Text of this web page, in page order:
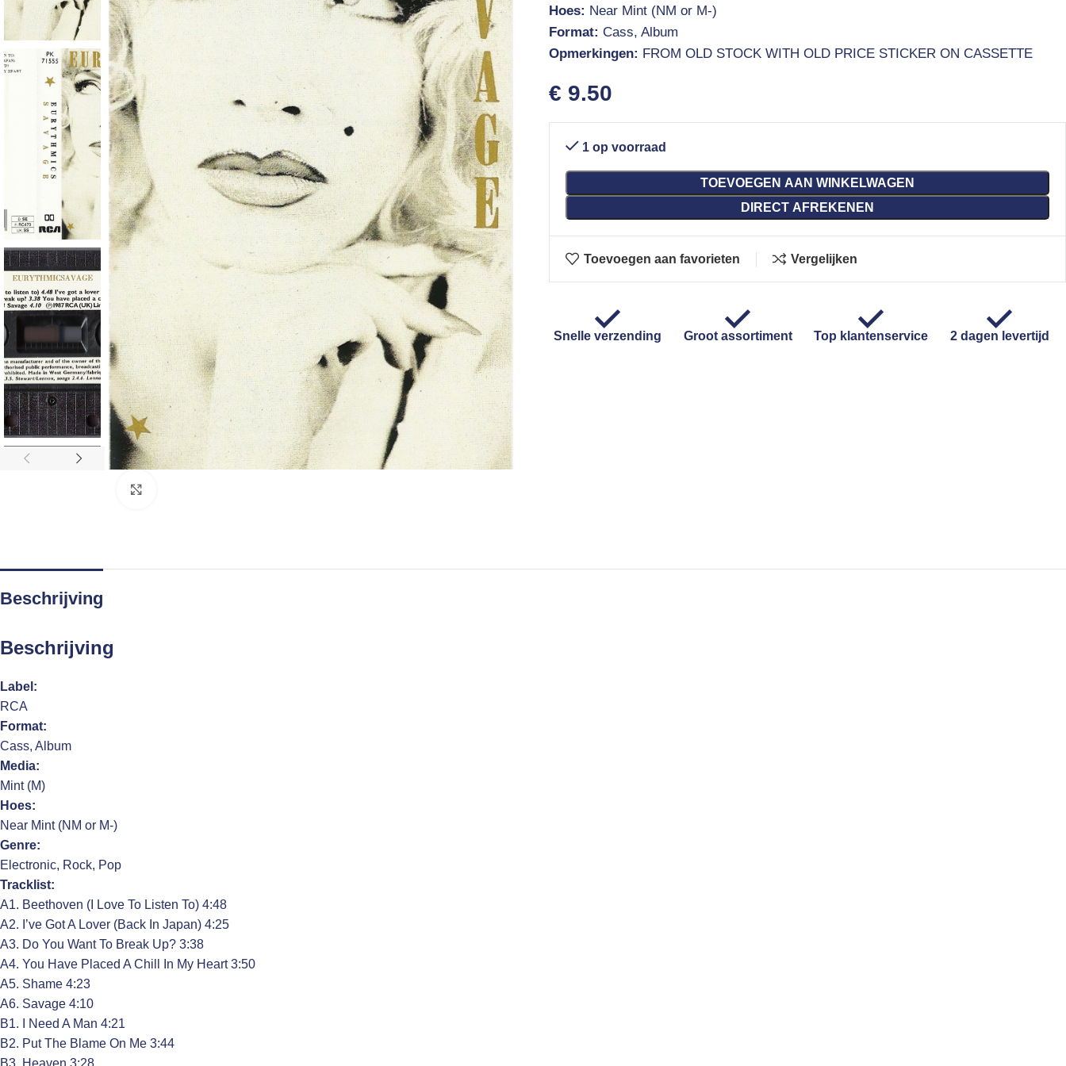
Hoes: Near Mint (NM or M-)
Format: Cass, Album
Opmerkingen: FROM OLD STOCK WITH OLD PRICE STICKER ON CASSETTE
€ 9.50
1 op voorraad
TOEVOEGEN AAN WINKELWAGEN
DIRECT AFREKENEN
Toevoegen aan favorieten Vergelijken
Snelle verzending Groot assortiment Top klantenservice 2 dagen levertijd
Beschrijving
Beschrijving
Label:
RCA
Format:
Cass, Album
Media:
Mint (M)
Hoes:
Near Mint (NM or M-)
Genre:
Electronic, Rock, Pop
Tracklist:
A1. Beethoven (I Love To Listen To) 4:48
A2. I’ve Got A Lover (Back In Japan) 4:25
A3. Do You Want To Break Up? 3:38
A4. You Have Placed A Chill In My Heart 3:50
A5. Shame 4:23
A6. Savage 4:10
B1. I Need A Man 4:21
B2. Put The Blame On Me 3:44